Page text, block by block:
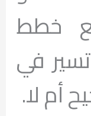
خطط
في
أم لا.